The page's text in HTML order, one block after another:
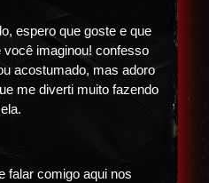
espero que goste e que
imaginou! confesso
acostumado, mas adoro
me diverti muito fazendo
ela.
falar comigo aqui nos